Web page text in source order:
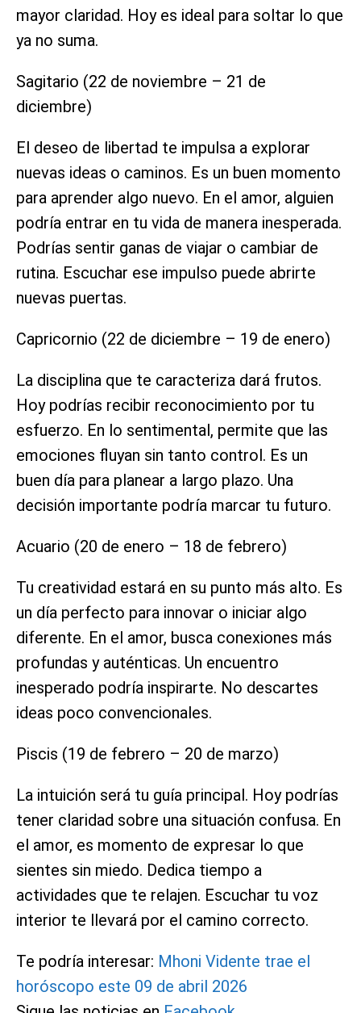
mayor claridad. Hoy es ideal para soltar lo que
ya no suma.
Sagitario (22 de noviembre – 21 de
diciembre)
El deseo de libertad te impulsa a explorar
nuevas ideas o caminos. Es un buen momento
para aprender algo nuevo. En el amor, alguien
podría entrar en tu vida de manera inesperada.
Podrías sentir ganas de viajar o cambiar de
rutina. Escuchar ese impulso puede abrirte
nuevas puertas.
Capricornio (22 de diciembre – 19 de enero)
La disciplina que te caracteriza dará frutos.
Hoy podrías recibir reconocimiento por tu
esfuerzo. En lo sentimental, permite que las
emociones fluyan sin tanto control. Es un
buen día para planear a largo plazo. Una
decisión importante podría marcar tu futuro.
Acuario (20 de enero – 18 de febrero)
Tu creatividad estará en su punto más alto. Es
un día perfecto para innovar o iniciar algo
diferente. En el amor, busca conexiones más
profundas y auténticas. Un encuentro
inesperado podría inspirarte. No descartes
ideas poco convencionales.
Piscis (19 de febrero – 20 de marzo)
La intuición será tu guía principal. Hoy podrías
tener claridad sobre una situación confusa. En
el amor, es momento de expresar lo que
sientes sin miedo. Dedica tiempo a
actividades que te relajen. Escuchar tu voz
interior te llevará por el camino correcto.
Te podría interesar: Mhoni Vidente trae el
horóscopo este 09 de abril 2026